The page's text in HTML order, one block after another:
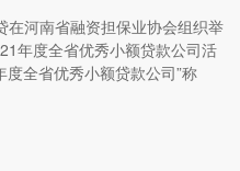
在河南省融资担保业协会组织举
年度全省优秀小额贷款公司活
度全省优秀小额贷款公司”称